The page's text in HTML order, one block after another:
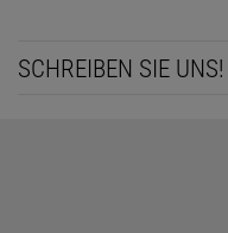
SCHREIBEN SIE UNS!